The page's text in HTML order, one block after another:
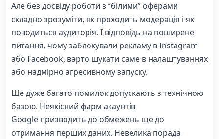
Але без досвіду роботи з “білими” оферами
складно зрозуміти, як проходить модерація і як
поводиться аудиторія. І відповідь на поширене
питання, чому заблокували рекламу в Instagram
або Facebook, варто шукати саме в налаштуваннях
або надмірно агресивному запуску.
Ще дуже багато помилок допускають з технічною
базою. Неякісний фарм акаунтів
Google призводить до обмежень ще до
отримання перших даних. Невелика порада